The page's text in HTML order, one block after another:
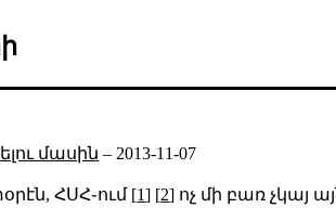
մասին – 2013-11-07
ՀՍՀ֊ում [1] [2] ոչ մի բառ չկայ